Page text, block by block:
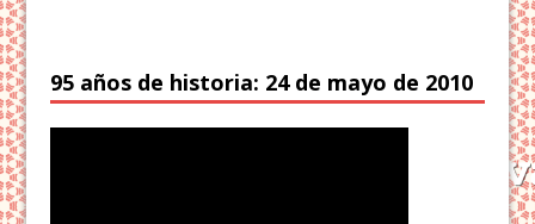
95 años de historia: 24 de mayo de 2010